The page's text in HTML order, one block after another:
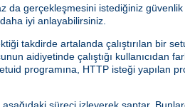
da gerçekleşmesini istediğiniz
iyi anlayabilirsiniz.
takdirde artalanda çalıştırılan bir
aidiyetinde çalıştığı kullanıcıdan
programına, HTTP isteği yapılan